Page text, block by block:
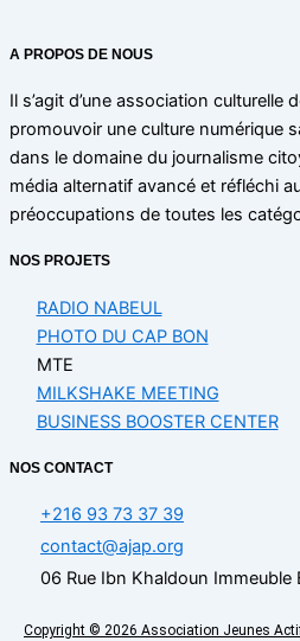
A PROPOS DE NOUS
Il s’agit d’une association culturelle
promouvoir une culture numérique
dans le domaine du journalisme
média alternatif avancé et réfléchi
préoccupations de toutes les
NOS PROJETS
RADIO NABEUL
PHOTO DU CAP BON
MTE
MILKSHAKE MEETING
BUSINESS BOOSTER CENTER
NOS CONTACT
+216 93 73 37 39
contact@ajap.org
06 Rue Ibn Khaldoun Immeuble
Copyright © 2026 Association Jeunes